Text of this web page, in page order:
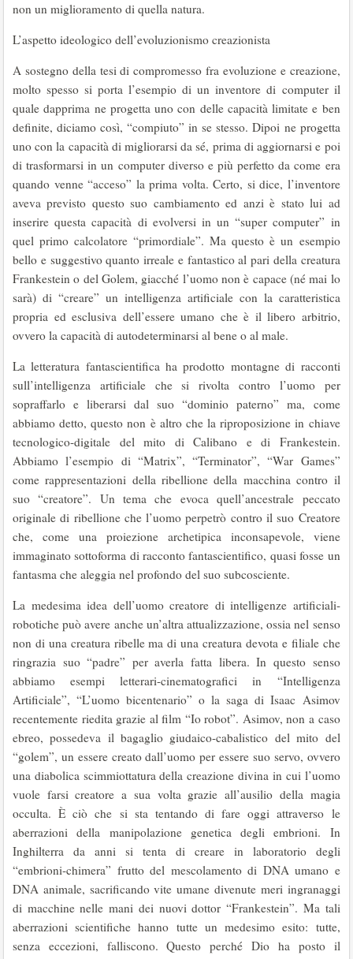
non un miglioramento di quella natura.
L’aspetto ideologico dell’evoluzionismo creazionista
A sostegno della tesi di compromesso fra evoluzione e creazione,
molto spesso si porta l’esempio di un inventore di computer il
quale dapprima ne progetta uno con delle capacità limitate e ben
definite, diciamo così, “compiuto” in se stesso. Dipoi ne progetta
uno con la capacità di migliorarsi da sé, prima di aggiornarsi e poi
di trasformarsi in un computer diverso e più perfetto da come era
quando venne “acceso” la prima volta. Certo, si dice, l’inventore
aveva previsto questo suo cambiamento ed anzi è stato lui ad
inserire questa capacità di evolversi in un “super computer” in
quel primo calcolatore “primordiale”. Ma questo è un esempio
bello e suggestivo quanto irreale e fantastico al pari della creatura
Frankestein o del Golem, giacché l’uomo non è capace (né mai lo
sarà) di “creare” un intelligenza artificiale con la caratteristica
propria ed esclusiva dell’essere umano che è il libero arbitrio,
ovvero la capacità di autodeterminarsi al bene o al male.
La letteratura fantascientifica ha prodotto montagne di racconti
sull’intelligenza artificiale che si rivolta contro l’uomo per
sopraffarlo e liberarsi dal suo “dominio paterno” ma, come
abbiamo detto, questo non è altro che la riproposizione in chiave
tecnologico-digitale del mito di Calibano e di Frankestein.
Abbiamo l’esempio di “Matrix”, “Terminator”, “War Games”
come rappresentazioni della ribellione della macchina contro il
suo “creatore”. Un tema che evoca quell’ancestrale peccato
originale di ribellione che l’uomo perpetrò contro il suo Creatore
che, come una proiezione archetipica inconsapevole, viene
immaginato sottoforma di racconto fantascientifico, quasi fosse un
fantasma che aleggia nel profondo del suo subcosciente.
La medesima idea dell’uomo creatore di intelligenze artificiali-
robotiche può avere anche un’altra attualizzazione, ossia nel senso
non di una creatura ribelle ma di una creatura devota e filiale che
ringrazia suo “padre” per averla fatta libera. In questo senso
abbiamo esempi letterari-cinematografici in “Intelligenza
Artificiale”, “L’uomo bicentenario” o la saga di Isaac Asimov
recentemente riedita grazie al film “Io robot”. Asimov, non a caso
ebreo, possedeva il bagaglio giudaico-cabalistico del mito del
“golem”, un essere creato dall’uomo per essere suo servo, ovvero
una diabolica scimmiottatura della creazione divina in cui l’uomo
vuole farsi creatore a sua volta grazie all’ausilio della magia
occulta. È ciò che si sta tentando di fare oggi attraverso le
aberrazioni della manipolazione genetica degli embrioni. In
Inghilterra da anni si tenta di creare in laboratorio degli
“embrioni-chimera” frutto del mescolamento di DNA umano e
DNA animale, sacrificando vite umane divenute meri ingranaggi
di macchine nelle mani dei nuovi dottor “Frankestein”. Ma tali
aberrazioni scientifiche hanno tutte un medesimo esito: tutte,
senza eccezioni, falliscono. Questo perché Dio ha posto il